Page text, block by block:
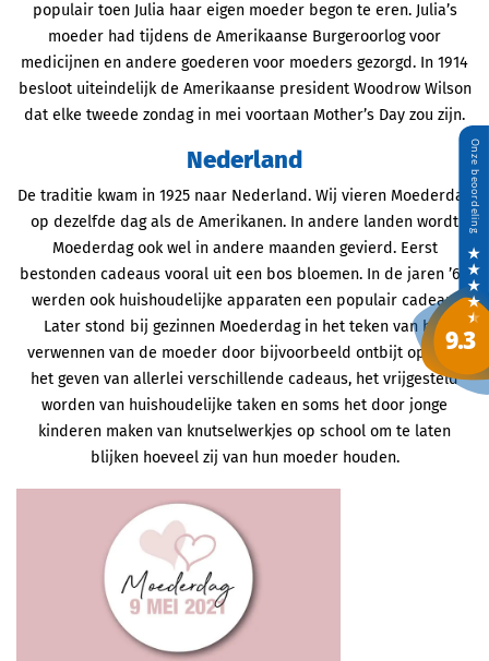
populair toen Julia haar eigen moeder begon te eren. Julia’s
moeder had tijdens de Amerikaanse Burgeroorlog voor
medicijnen en andere goederen voor moeders gezorgd. In 1914
besloot uiteindelijk de Amerikaanse president Woodrow Wilson
dat elke tweede zondag in mei voortaan Mother’s Day zou zijn.
Nederland
De traditie kwam in 1925 naar Nederland. Wij vieren Moederdag
op dezelfde dag als de Amerikanen. In andere landen wordt
Moederdag ook wel in andere maanden gevierd. Eerst
bestonden cadeaus vooral uit een bos bloemen. In de jaren ’60
werden ook huishoudelijke apparaten een populair cadeau.
Later stond bij gezinnen Moederdag in het teken van het
verwennen van de moeder door bijvoorbeeld ontbijt op bed,
het geven van allerlei verschillende cadeaus, het vrijgesteld
worden van huishoudelijke taken en soms het door jonge
kinderen maken van knutselwerkjes op school om te laten
blijken hoeveel zij van hun moeder houden.